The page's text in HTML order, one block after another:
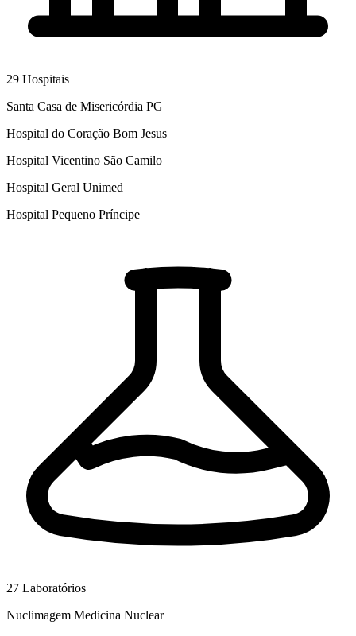
29 Hospitais
Santa Casa de Misericórdia PG
Hospital do Coração Bom Jesus
Hospital Vicentino São Camilo
Hospital Geral Unimed
Hospital Pequeno Príncipe
27 Laboratórios
Nuclimagem Medicina Nuclear